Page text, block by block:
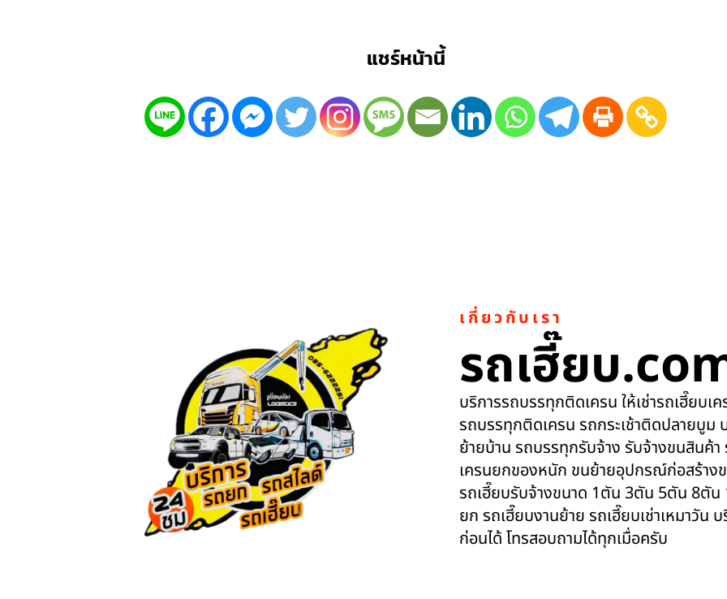
แชร์หน้านี้
เกี่ยวกับเรา
รถเฮี๊ยบ
บริการรถบรรทุกติดเครน ให้เช่ารถเฮี๊ยบเ
รถบรรทุกติดเครน รถกระเช้าติดปลายบู
ย้ายบ้าน รถบรรทุกรับจ้าง รับจ้างขนสินค้
เครนยกของหนัก ขนย้ายอุปกรณ์ก่อสร้าง
รถเฮี๊ยบรับจ้างขนาด 1ตัน 3ตัน 5ตัน 8ตั
ยก รถเฮี๊ยบงานย้าย รถเฮี๊ยบเช่าเหมาวัน
ก่อนได้ โทรสอบถามได้ทุกเมื่อครับ